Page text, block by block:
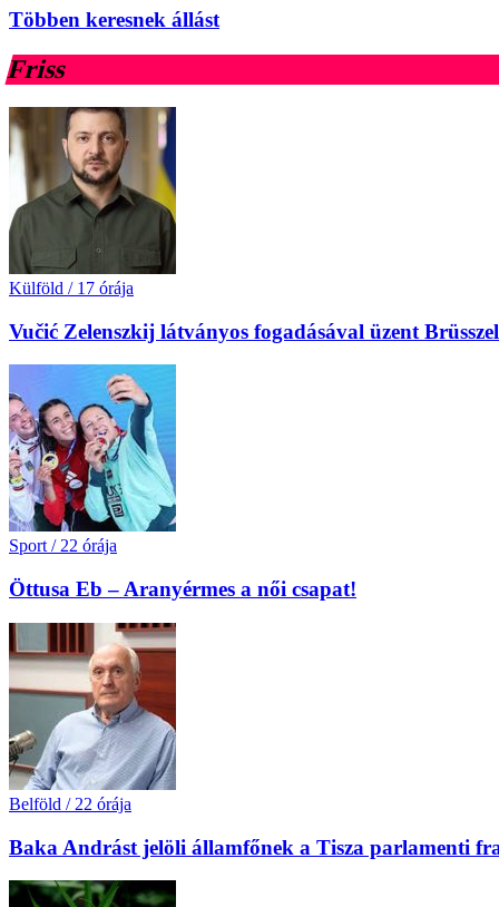
Többen keresnek állást
Friss
Külföld / 17 órája
Vučić Zelenszkij látványos fogadásával üzent
Sport / 22 órája
Öttusa Eb – Aranyérmes a női csapat!
Belföld / 22 órája
Baka Andrást jelöli államfőnek a Tisza parlamenti